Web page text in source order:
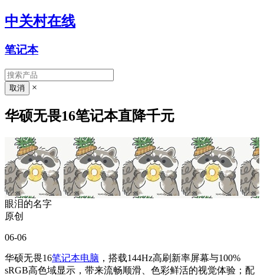
中关村在线
笔记本
×
华硕无畏16笔记本直降千元
眼泪的名字
原创
06-06
华硕无畏16笔记本电脑 ，搭载144Hz高刷新率屏幕与100%
sRGB高色域显示，带来流畅顺滑、色彩鲜活的视觉体验；配